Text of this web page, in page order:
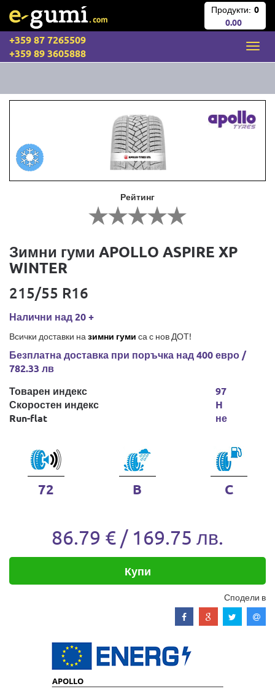
Продукти: 0
0.00
+359 87 7265509
+359 89 3605888
Рейтинг
Зимни гуми APOLLO ASPIRE XP
WINTER
215/55 R16
Налични над 20 +
Всички доставки на зимни гуми са с нов ДОТ!
Безплатна доставка при поръчка над 400 евро /
782.33 лв
Товарен индекс
Скоростен индекс
Run-flat
97
H
не
72 B C
86.79 € / 169.75 лв.
Купи
Сподели в
APOLLO